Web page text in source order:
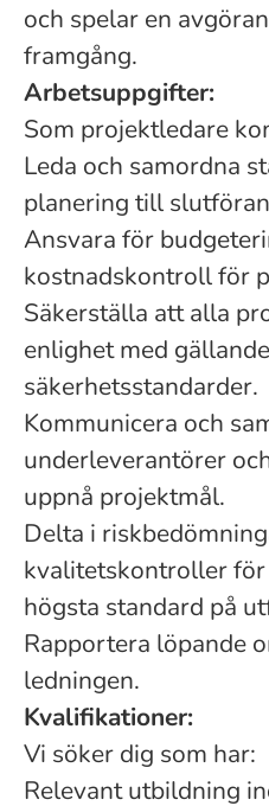
och spelar en
framgång.
Arbetsuppgifter:
Som projektledare
Leda och samordna
planering till
Ansvara för
kostnadskontroll för
Säkerställa att alla
enlighet med
säkerhetsstandarder.
Kommunicera och
underleverantörer
uppnå projektmål.
Delta i
kvalitetskontroller
högsta standard på
Rapportera löpande
ledningen.
Kvalifikationer:
Vi söker dig som har:
Relevant utbildning